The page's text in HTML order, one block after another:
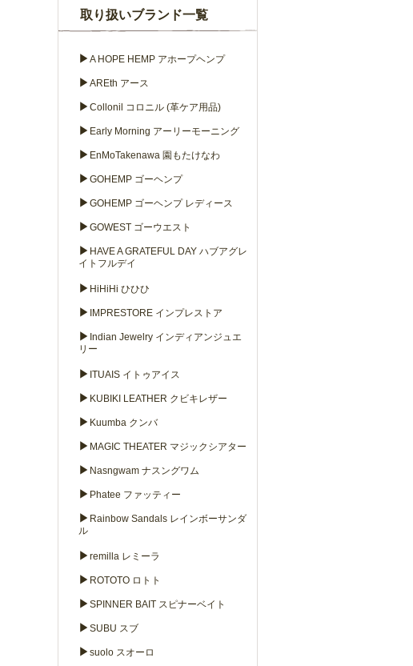
取り扱いブランド一覧
▶ A HOPE HEMP アホープヘンプ
▶ AREth アース
▶ Collonil コロニル (革ケア用品)
▶ Early Morning アーリーモーニング
▶ EnMoTakenawa 園もたけなわ
▶ GOHEMP ゴーヘンプ
▶ GOHEMP ゴーヘンプ レディース
▶ GOWEST ゴーウエスト
▶ HAVE A GRATEFUL DAY ハブアグレ
イトフルデイ
▶ HiHiHi ひひひ
▶ IMPRESTORE インプレストア
▶ Indian Jewelry インディアンジュエ
リー
▶ ITUAIS イトゥアイス
▶ KUBIKI LEATHER クビキレザー
▶ Kuumba クンバ
▶ MAGIC THEATER マジックシアター
▶ Nasngwam ナスングワム
▶ Phatee ファッティー
▶ Rainbow Sandals レインボーサンダ
ル
▶ remilla レミーラ
▶ ROTOTO ロトト
▶ SPINNER BAIT スピナーベイト
▶ SUBU スブ
▶ suolo スオーロ